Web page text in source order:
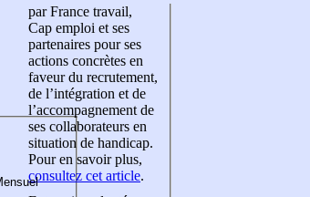
par France travail,
Cap emploi et ses
partenaires pour ses
actions concrètes en
faveur du recrutement,
de l’intégration et de
l’accompagnement de
ses collaborateurs en
situation de handicap.
Pour en savoir plus,
consultez cet article.